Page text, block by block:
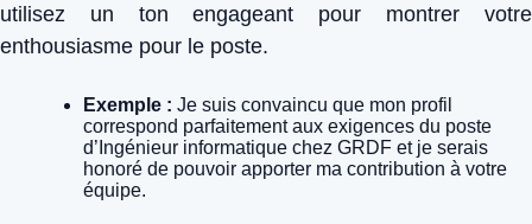
utilisez un ton engageant pour montrer votre
enthousiasme pour le poste.
Exemple : Je suis convaincu que mon profil
correspond parfaitement aux exigences du poste
d’Ingénieur informatique chez GRDF et je serais
honoré de pouvoir apporter ma contribution à votre
équipe.